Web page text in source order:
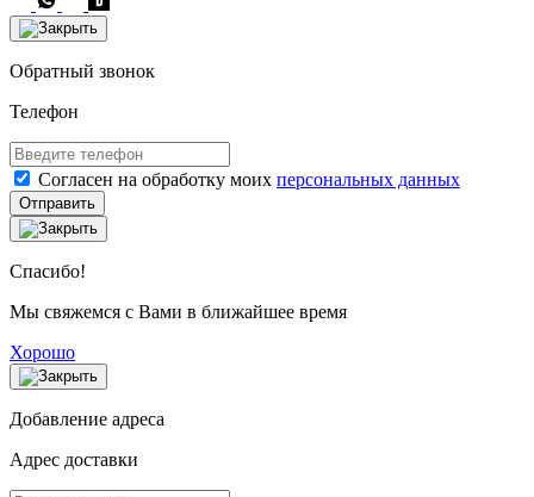
Обратный звонок
Телефон
Согласен на обработку моих персональных данных
Отправить
Спасибо!
Мы свяжемся с Вами в ближайшее время
Хорошо
Добавление адреса
Адрес доставки